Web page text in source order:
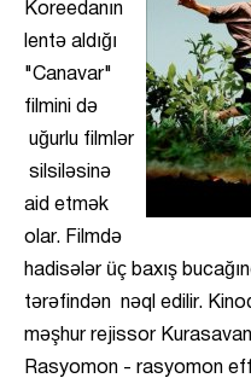
Koreedanın
lentə aldığı
"Canavar"
filmini də
uğurlu filmlər
silsiləsinə
aid etmək
olar. Filmdə
hadisələr üç baxış
tərəfindən nəql edilir.
məşhur rejissor
Rasyomon - rasyomon